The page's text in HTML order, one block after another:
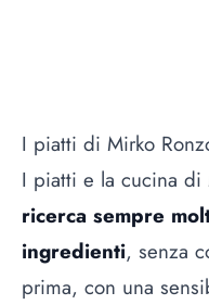
I piatti di Mirko
I piatti e la cucina di
ricerca sempre
ingredienti, senza
prima, con una